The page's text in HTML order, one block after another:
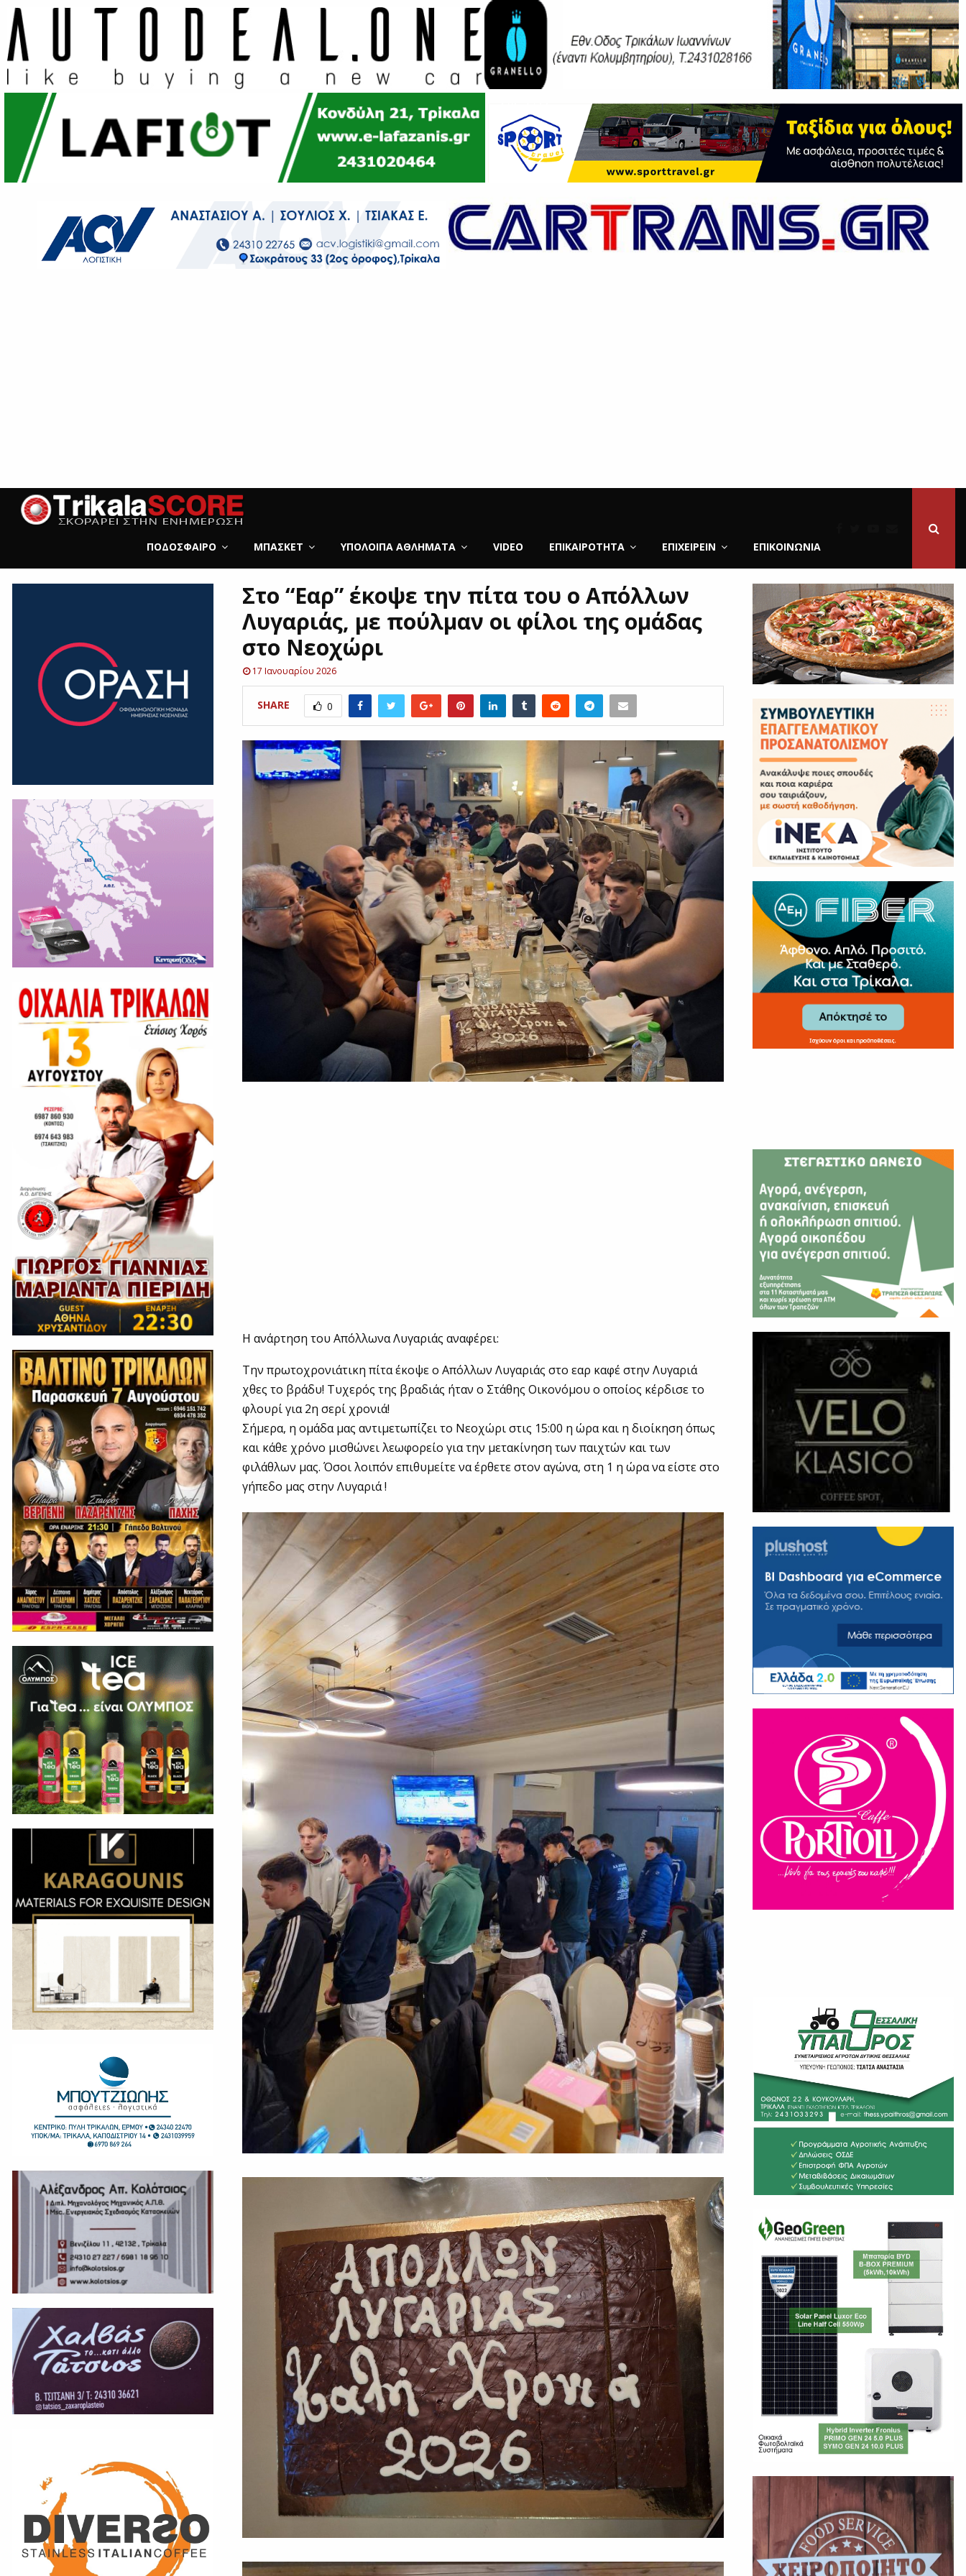
ΠΟΔΌΣΦΑΙΡΟ ΜΠΆΣΚΕΤ ΥΠΌΛΟΙΠΑ ΑΘΛΉΜΑΤΑ VIDEO ΕΠΙΚΑΙΡΌΤΗΤΑ ΕΠΙΧΕΙΡΕΙΝ ΕΠΙΚΟΙΝΩΝΊΑ
Στο “Εαρ” έκοψε την πίτα του ο Απόλλων
Λυγαριάς, με πούλμαν οι φίλοι της ομάδας
στο Νεοχώρι
17 Ιανουαρίου 2026
SHARE 0
Η ανάρτηση του Απόλλωνα Λυγαριάς αναφέρει:
Την πρωτοχρονιάτικη πίτα έκοψε ο Απόλλων Λυγαριάς στο εαρ καφέ στην Λυγαριά
χθες το βράδυ! Τυχερός της βραδιάς ήταν ο Στάθης Οικονόμου ο οποίος κέρδισε το
φλουρί για 2η σερί χρονιά!
Σήμερα, η ομάδα μας αντιμετωπίζει το Νεοχώρι στις 15:00 η ώρα και η διοίκηση όπως
και κάθε χρόνο μισθώνει λεωφορείο για την μετακίνηση των παιχτών και των
φιλάθλων μας. Όσοι λοιπόν επιθυμείτε να έρθετε στον αγώνα, στη 1 η ώρα να είστε στο
γήπεδο μας στην Λυγαριά !